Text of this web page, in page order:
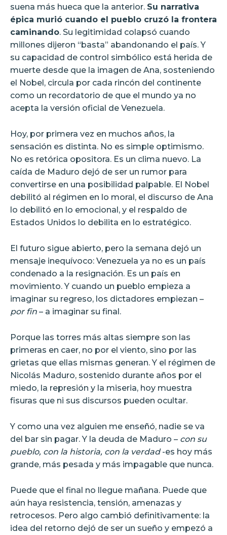
suena más hueca que la anterior. Su narrativa
épica murió cuando el pueblo cruzó la frontera
caminando. Su legitimidad colapsó cuando
millones dijeron “basta” abandonando el país. Y
su capacidad de control simbólico está herida de
muerte desde que la imagen de Ana, sosteniendo
el Nobel, circula por cada rincón del continente
como un recordatorio de que el mundo ya no
acepta la versión oficial de Venezuela.
Hoy, por primera vez en muchos años, la
sensación es distinta. No es simple optimismo.
No es retórica opositora. Es un clima nuevo. La
caída de Maduro dejó de ser un rumor para
convertirse en una posibilidad palpable. El Nobel
debilitó al régimen en lo moral, el discurso de Ana
lo debilitó en lo emocional, y el respaldo de
Estados Unidos lo debilita en lo estratégico.
El futuro sigue abierto, pero la semana dejó un
mensaje inequívoco: Venezuela ya no es un país
condenado a la resignación. Es un país en
movimiento. Y cuando un pueblo empieza a
imaginar su regreso, los dictadores empiezan –
por fin – a imaginar su final.
Porque las torres más altas siempre son las
primeras en caer, no por el viento, sino por las
grietas que ellas mismas generan. Y el régimen de
Nicolás Maduro, sostenido durante años por el
miedo, la represión y la miseria, hoy muestra
fisuras que ni sus discursos pueden ocultar.
Y como una vez alguien me enseñó, nadie se va
del bar sin pagar. Y la deuda de Maduro – con su
pueblo, con la historia, con la verdad-es hoy más
grande, más pesada y más impagable que nunca.
Puede que el final no llegue mañana. Puede que
aún haya resistencia, tensión, amenazas y
retrocesos. Pero algo cambió definitivamente: la
idea del retorno dejó de ser un sueño y empezó a